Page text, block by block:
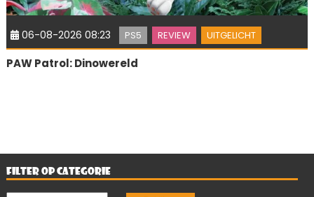
06-08-2026 08:23 PS5 REVIEW UITGELICHT
PAW Patrol: Dinowereld
FILTER OP CATEGORIE